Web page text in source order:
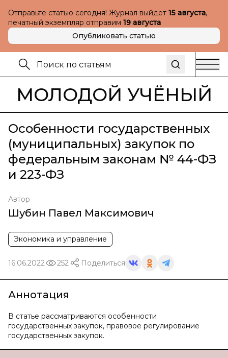
Отправьте статью сегодня! Журнал выйдет 15 августа,
печатный экземпляр отправим 19 августа
Опубликовать статью
МОЛОДОЙ УЧЁНЫЙ
Особенности государственных
(муниципальных) закупок по
федеральным законам № 44-ФЗ
и 223-ФЗ
Автор
Шубин Павел Максимович
Экономика и управление
16.06.2022 252 Поделиться
Аннотация
В статье рассматриваются особенности
государственных закупок, правовое регулирование
государственных закупок.